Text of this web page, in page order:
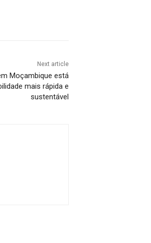
Next article
Moçambique está
mais rápida e
sustentável